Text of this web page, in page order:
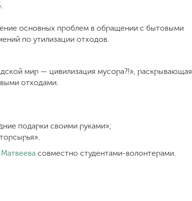
основных проблем в обращении с бытовыми
по утилизации отходов.
мир — цивилизация мусора?!», раскрывающая
отходами.
подарки своими руками»;
совместно студентами-волонтерами.